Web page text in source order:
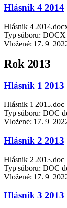
Hlásnik 4 2014
Hlásnik 4
Typ súboru:
Vložené: 17. 9.
Rok 2013
Hlásnik 1 2013
Hlásnik 1 2013.doc
Typ súboru: DOC
Vložené: 17. 9.
Hlásnik 2 2013
Hlásnik 2 2013.doc
Typ súboru: DOC
Vložené: 17. 9.
Hlásnik 3 2013